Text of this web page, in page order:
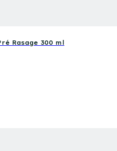
Rasage 300 ml